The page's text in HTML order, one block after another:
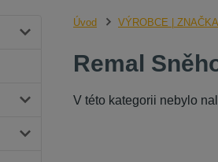
Úvod VÝROBCE | ZNAČKA
Remal
V této kategorii nebylo